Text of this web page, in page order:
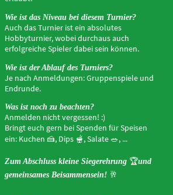
Wie ist das Niveau bei diesem Turnier?
Auch das Turnier ist ein absolutes
Hobbyturnier, wobei durchaus auch
erfolgreiche Spieler dabei sein können.
Wie ist der Ablauf des Turniers?
Je nach Anmeldungen: Gruppenspiele und
Endrunde.
Was ist noch zu beachten?
Anmelden nicht vergessen! :)
Bringt euch gern bei Spenden für Speisen
ein: Kuchen 🍰, Dips 🫕, Salate🥗,...
Zum Abschluss kleine Siegerehrung 🏆und
gemeinsames Beisammensein! 🥂